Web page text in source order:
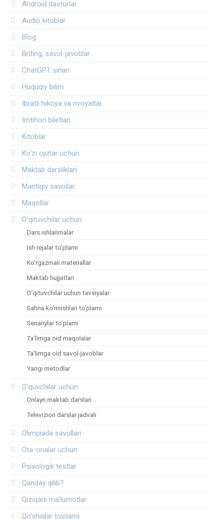
Android dasturlar
Audio kitoblar
Blog
Brifing, savol-javoblar
ChatGPT sirlari
Huquqiy bilim
Ibratli hikoya va rivoyatlar
Imtihon biletlari
Kitoblar
Ko‘zi ojizlar uchun
Maktab darsliklari
Mantiqiy savollar
Maqollar
O‘qituvchilar uchun
Dars ishlanmalar
Ish rejalar to‘plami
Ko‘rgazmali materiallar
Maktab hujjatlari
O‘qituvchilar uchun tavsiyalar
Sahna ko‘rinishlari to‘plami
Senariylar to‘plami
Ta’limga oid maqolalar
Ta’limga oid savol-javoblar
Yangi metodlar
O‘quvchilar uchun
Onlayn maktab darslari
Televizion darslar jadvali
Olimpiada savollari
Ota-onalar uchun
Psixologik testlar
Qanday qilib?
Qiziqarli ma’lumotlar
Qo‘shiqlar to‘plami